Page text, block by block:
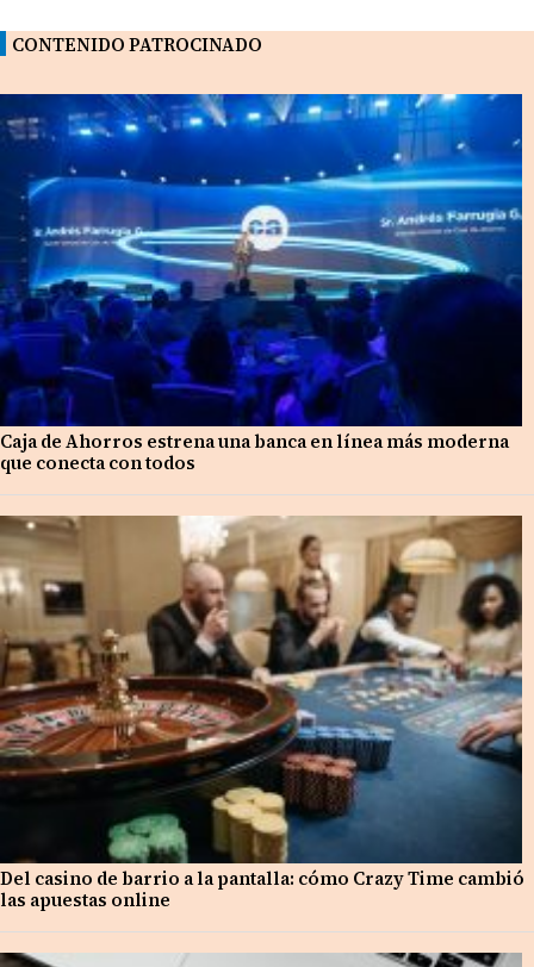
CONTENIDO PATROCINADO
Caja de Ahorros estrena una banca en línea más moderna
que conecta con todos
Del casino de barrio a la pantalla: cómo Crazy Time cambió
las apuestas online